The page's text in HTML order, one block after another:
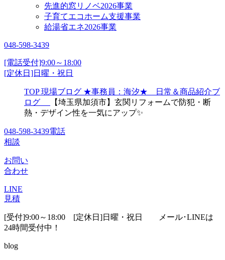
先進的窓リノベ2026事業
子育てエコホーム支援事業
給湯省エネ2026事業
048-598-3439
[電話受付]9:00～18:00
[定休日]日曜・祝日
TOP 現場ブログ ★事務員：海汐★ 日常＆商品紹介ブ
ログ
【埼玉県加須市】玄関リフォームで防犯・断
熱・デザイン性を一気にアップ✨
048-598-3439電話
相談
お問い
合わせ
LINE
見積
[受付]9:00～18:00 [定休日]日曜・祝日
メール･LINEは
24時間受付中！
blog